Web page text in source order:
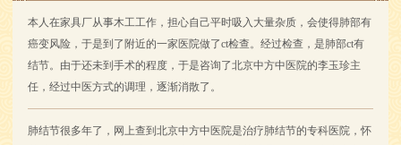
本人在家具厂从事木工工作，担心自己平时吸入大量杂质，会使得肺部有
癌变风险，于是到了附近的一家医院做了ct检查。经过检查，是肺部ct有
结节。由于还未到手术的程度，于是咨询了北京中方中医院的李玉珍主
任，经过中医方式的调理，逐渐消散了。
肺结节很多年了，网上查到北京中方中医院是治疗肺结节的专科医院，怀